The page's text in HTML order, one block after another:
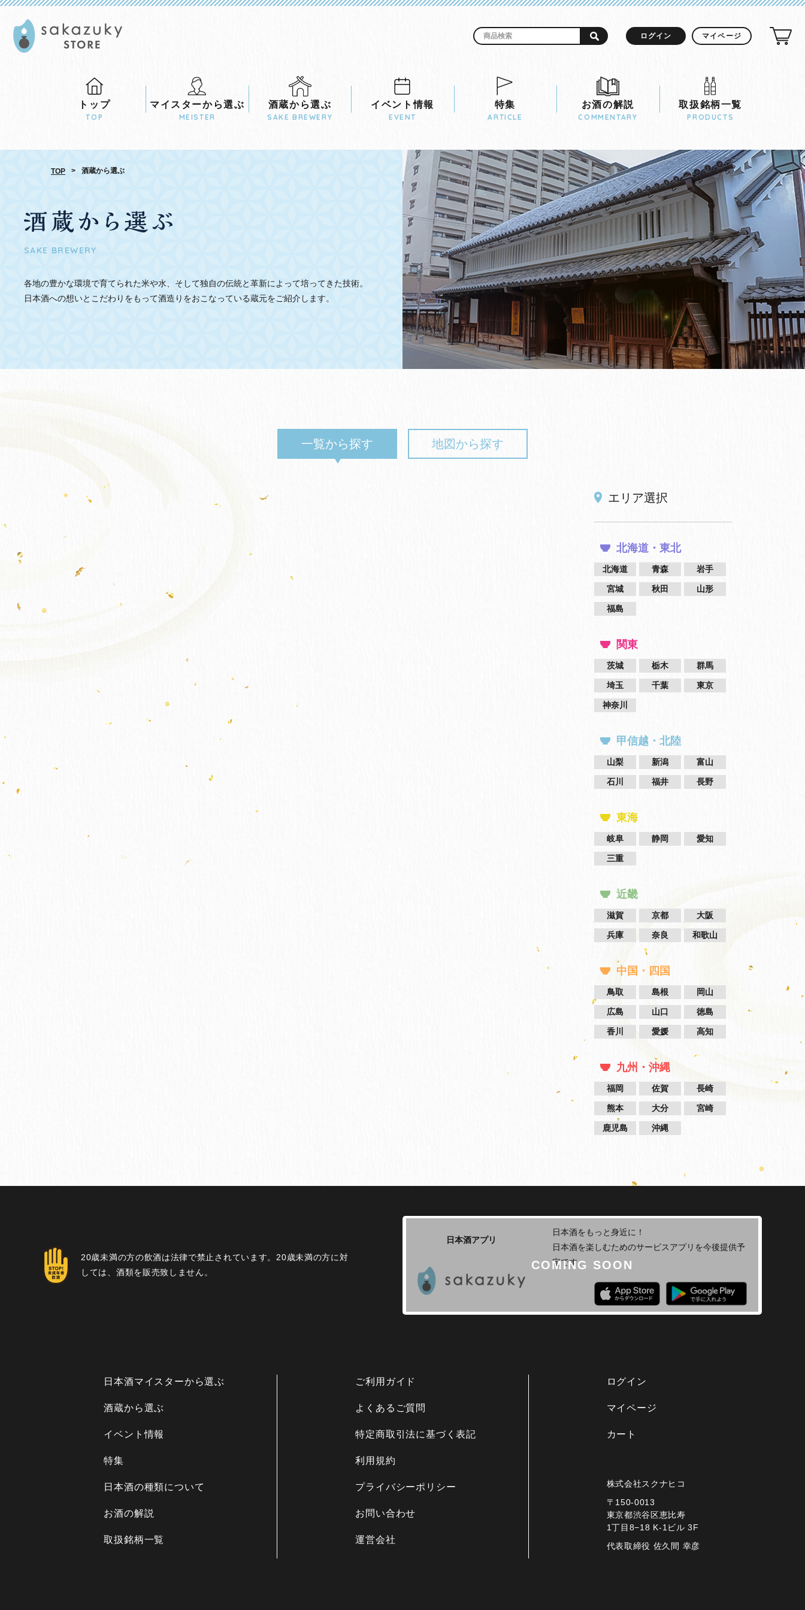
ログイン マイページ
トップ
TOP
マイスターから選ぶ
MEISTER
酒蔵から選ぶ
SAKE BREWERY
イベント情報
EVENT
特集
ARTICLE
お酒の解説
COMMENTARY
取扱銘柄一覧
PRODUCTS
TOP > 酒蔵から選ぶ
SAKE BREWERY
各地の豊かな環境で育てられた米や水、そして独自の伝統と革新によって培ってきた技術。
日本酒への想いとこだわりをもって酒造りをおこなっている蔵元をご紹介します。
一覧から探す 地図から探す
エリア選択
北海道・東北
北海道 青森 岩手
宮城 秋田 山形
福島
関東
茨城 栃木 群馬
埼玉 千葉 東京
神奈川
甲信越・北陸
山梨 新潟 富山
石川 福井 長野
東海
岐阜 静岡 愛知
三重
近畿
滋賀 京都 大阪
兵庫 奈良 和歌山
中国・四国
鳥取 島根 岡山
広島 山口 徳島
香川 愛媛 高知
九州・沖縄
福岡 佐賀 長崎
熊本 大分 宮崎
鹿児島 沖縄
20歳未満の方の飲酒は法律で禁止されています。20歳未満の方に対
しては、酒類を販売致しません。
日本酒アプリ
日本酒をもっと身近に！
日本酒を楽しむためのサービスアプリを今後提供予
定です。
日本酒マイスターから選ぶ
酒蔵から選ぶ
イベント情報
特集
日本酒の種類について
お酒の解説
取扱銘柄一覧
ご利用ガイド
よくあるご質問
特定商取引法に基づく表記
利用規約
プライバシーポリシー
お問い合わせ
運営会社
ログイン
マイページ
カート
株式会社スクナヒコ
〒150-0013
東京都渋谷区恵比寿
1丁目8−18 K-1ビル 3F
代表取締役 佐久間 幸彦